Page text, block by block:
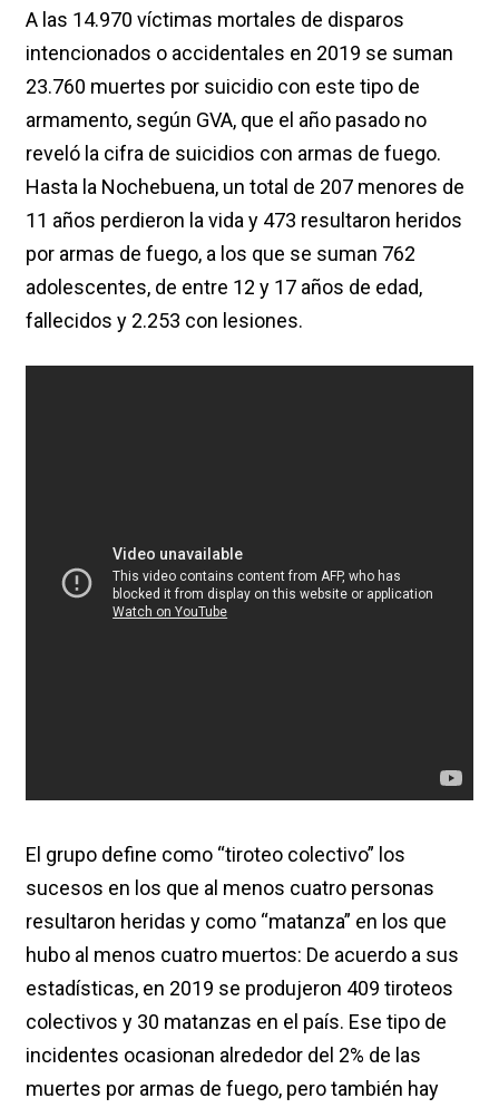
A las 14.970 víctimas mortales de disparos
intencionados o accidentales en 2019 se suman
23.760 muertes por suicidio con este tipo de
armamento, según GVA, que el año pasado no
reveló la cifra de suicidios con armas de fuego.
Hasta la Nochebuena, un total de 207 menores de
11 años perdieron la vida y 473 resultaron heridos
por armas de fuego, a los que se suman 762
adolescentes, de entre 12 y 17 años de edad,
fallecidos y 2.253 con lesiones.
El grupo define como “tiroteo colectivo” los
sucesos en los que al menos cuatro personas
resultaron heridas y como “matanza” en los que
hubo al menos cuatro muertos: De acuerdo a sus
estadísticas, en 2019 se produjeron 409 tiroteos
colectivos y 30 matanzas en el país. Ese tipo de
incidentes ocasionan alrededor del 2% de las
muertes por armas de fuego, pero también hay